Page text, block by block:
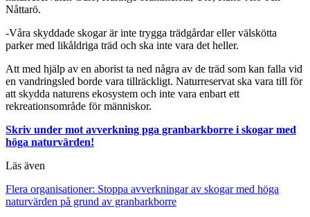
Nåttarö.
-Våra skyddade skogar är inte trygga trädgårdar eller välskötta
parker med likåldriga träd och ska inte vara det heller.
Att med hjälp av en aborist ta ned några av de träd som kan falla vid
en vandringsled borde vara tillräckligt. Naturreservat ska vara till för
att skydda naturens ekosystem och inte vara enbart ett
rekreationsområde för människor.
Skriv under mot avverkning pga granbarkborre i skogar med
höga naturvärden!
Läs även
Flera organisationer: Stoppa avverkningar av skogar med höga
naturvärden på grund av granbarkborre